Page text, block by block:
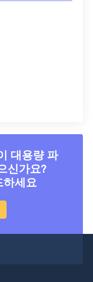
대용량 파
신가요?
하세요